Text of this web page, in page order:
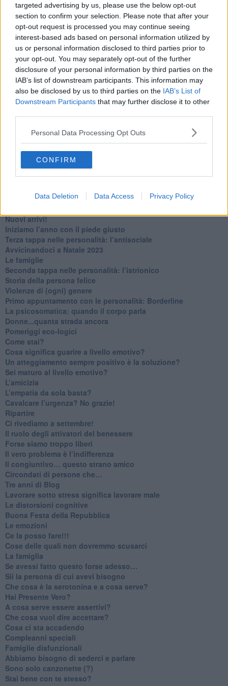
targeted advertising by us, please use the below opt-out
section to confirm your selection. Please note that after your
opt-out request is processed you may continue seeing
interest-based ads based on personal information utilized by
us or personal information disclosed to third parties prior to
your opt-out. You may separately opt-out of the further
disclosure of your personal information by third parties on the
IAB’s list of downstream participants. This information may
also be disclosed by us to third parties on the IAB’s List of
Downstream Participants that may further disclose it to other
Personal Data Processing Opt Outs
CONFIRM
Data Deletion Data Access Privacy Policy
​4 anni di Blog
Quando il silenzio è aggressivo
​Il passato, questo conosciuto!
​Clima ballerino e sbalzi d’umore
La maternità
​L’uomo o l’orso?
Non hanno un amico a teatro​
​Tutta una questione di rispetto
​Cose che ci esauriscono
​Vespa che passione!
​Lasciate ai vostri figli il diritto di piangere
​Parole d’amore regalate al vento
​Saper pazientare
​Venerdì emozionalmente sostenibile
Ma ti ascolti?
Contornati di persone che…
Che cos’è la dipendenza affettiva?
​Nuovi arrivi!
​Iniziamo l’anno con il piede giusto
​Terza tappa nelle personalità: l’antisociale
​Avvicinandoci a Natale 2023
Le famiglie
Seconda tappa nelle personalità: l’istrionico
​Storia della persona felice
Violenze di (ogni) genere
​Primo appuntamento con le personalità: Borderline
La psicosomatica: quando il corpo parla
Donne...quanta strada ancora
​Pomeriggi eco-logici
​Come stai?
Cosa significa guarire a livello emotivo?
​Un atteggiamento sempre positivo è la soluzione?
​Sei maturo al livello emotivo?
​L’amicizia
​L’empatia da sola basta?
​Cavalcare l’urgenza? No grazie!
Ripartire
​Ci rivediamo a settembre!
​Il ruolo degli attivatori del benessere
​Forse siamo troppo liberi
​Il vero problema è l’indifferenza
​Il congiuntivo… questo strano amico
​Circondati di persone che…
​Tre anni di Blog
​Lavorare sotto stress significa lavorare male
​Le distorsioni cognitive
​Buona Festa della Repubblica
Le emozioni
​Ce la posso fare!!!
​Cose delle quali non dovremmo scusarci
​La famiglia
​Se avessi fatto questo forse adesso…
​Sii la persona di cui avevi bisogno
Che cosa è la serotonina e a cosa serve?
​Hai Presente Vero?
A cosa serve essere assertivi?
​Che cosa vuol dire accettare?
​Cosa ci sta accadendo
​Compleanni speciali
​Famiglie disfunzionali
​Abbiamo bisogno di sederci e parlare
Sono solo canzonette (?)
​Stai bene con te stesso?